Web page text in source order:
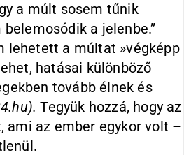
a múlt sosem tűnik
a jelenbe.”
lehetett a múltat »végképp
hatásai különböző
tovább élnek és
Tegyük hozzá, hogy az
ami az ember egykor volt –